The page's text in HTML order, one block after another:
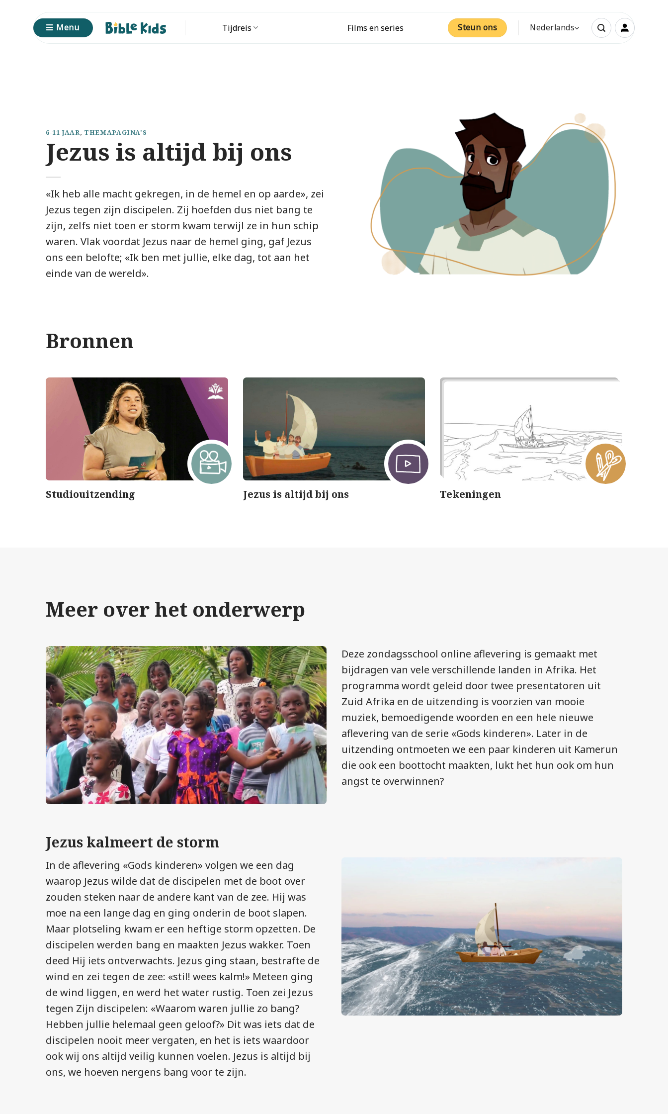
Menu Tijdreis Films en series Steun ons Nederlands
6-11 JAAR, THEMAPAGINA'S
Jezus is altijd bij ons
«Ik heb alle macht gekregen, in de hemel en op aarde», zei
Jezus tegen zijn discipelen. Zij hoefden dus niet bang te
zijn, zelfs niet toen er storm kwam terwijl ze in hun schip
waren. Vlak voordat Jezus naar de hemel ging, gaf Jezus
ons een belofte; «Ik ben met jullie, elke dag, tot aan het
einde van de wereld».
Bronnen
Studiouitzending Jezus is altijd bij ons Tekeningen
Meer over het onderwerp
Deze zondagsschool online aflevering is gemaakt met
bijdragen van vele verschillende landen in Afrika. Het
programma wordt geleid door twee presentatoren uit
Zuid Afrika en de uitzending is voorzien van mooie
muziek, bemoedigende woorden en een hele nieuwe
aflevering van de serie «Gods kinderen». Later in de
uitzending ontmoeten we een paar kinderen uit Kamerun
die ook een boottocht maakten, lukt het hun ook om hun
angst te overwinnen?
Jezus kalmeert de storm
In de aflevering «Gods kinderen» volgen we een dag
waarop Jezus wilde dat de discipelen met de boot over
zouden steken naar de andere kant van de zee. Hij was
moe na een lange dag en ging onderin de boot slapen.
Maar plotseling kwam er een heftige storm opzetten. De
discipelen werden bang en maakten Jezus wakker. Toen
deed Hij iets ontverwachts. Jezus ging staan, bestrafte de
wind en zei tegen de zee: «stil! wees kalm!» Meteen ging
de wind liggen, en werd het water rustig. Toen zei Jezus
tegen Zijn discipelen: «Waarom waren jullie zo bang?
Hebben jullie helemaal geen geloof?» Dit was iets dat de
discipelen nooit meer vergaten, en het is iets waardoor
ook wij ons altijd veilig kunnen voelen. Jezus is altijd bij
ons, we hoeven nergens bang voor te zijn.